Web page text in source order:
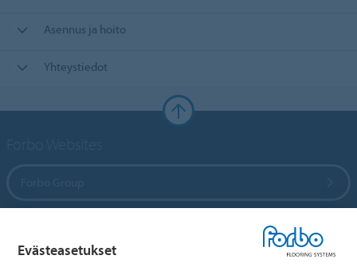
Asennus ja hoito
Yhteystiedot
Evästeasetukset